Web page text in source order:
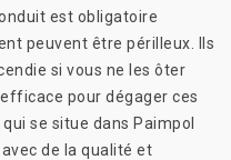
est obligatoire
peuvent être périlleux. Ils
si vous ne les ôter
pour dégager ces
se situe dans Paimpol
de la qualité et